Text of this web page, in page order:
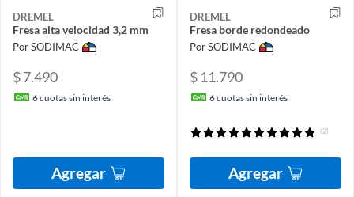
DREMEL
Fresa alta velocidad 3,2 mm
Por SODIMAC
$ 7.490
6cuotas sin interés
Agregar
DREMEL
Fresa borde redondeado
Por SODIMAC
$ 11.790
6cuotas sin interés
(2)
Agregar